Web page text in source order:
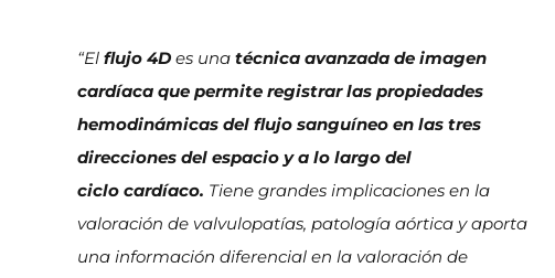
“Elflujo 4D es unatécnica avanzada de imagen
cardíaca que permite registrar las propiedades
hemodinámicas del flujo sanguíneo en las tres
direcciones del espacio y a lo largo del
ciclo cardíaco. Tiene grandes implicaciones en la
valoración de valvulopatías, patología aórtica y aporta
una información diferencial en la valoración de